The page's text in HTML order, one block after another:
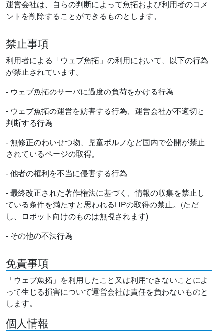
運営会社は、自らの判断によって魚拓および利用者のコメ
ントを削除することができるものとします。
禁止事項
利用者による「ウェブ魚拓」の利用において、以下の行為
が禁止されています。
- ウェブ魚拓のサーバに過度の負荷をかける行為
- ウェブ魚拓の運営を妨害する行為、運営会社が不適切と
判断する行為
- 無修正のわいせつ物、児童ポルノなど国内で公開が禁止
されているページの取得。
- 他者の権利を不当に侵害する行為
- 最終改正された著作権法に基づく、情報の収集を禁止し
ている条件を満たすと思われるHPの取得の禁止。(ただ
し、ロボット向けのものは無視されます)
- その他の不法行為
免責事項
「ウェブ魚拓」を利用したこと又は利用できないことによ
って生じる損害について運営会社は責任を負わないものと
します。
個人情報